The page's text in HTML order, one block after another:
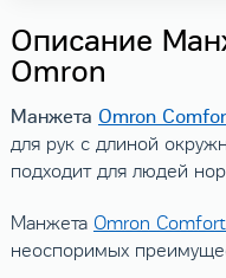
Описание
Omron
Манжета Omron
для рук с длиной
подходит для людей
Манжета Omron
неоспоримых